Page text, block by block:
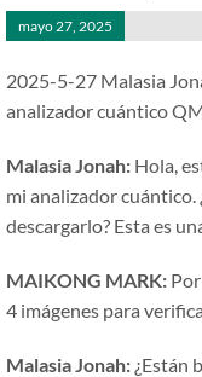
mayo 27, 2025
2025-5-27 Malasia
analizador cuántico
Malasia Jonah: Hola,
mi analizador cuántico.
descargarlo? Esta es
MAIKONG MARK:
4 imágenes para
Malasia Jonah: ¿Están